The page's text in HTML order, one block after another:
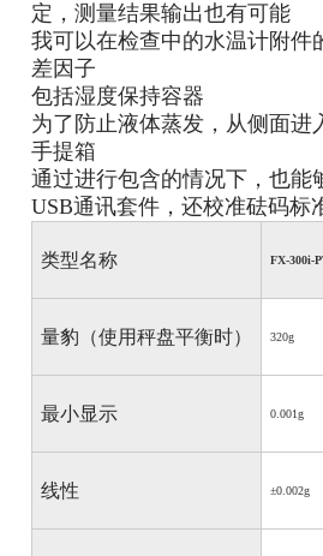
定，测量结果输出也有可能
我可以在检查中的水温计附件
差因子
包括湿度保持容器
为了防止液体蒸发，从侧面进
手提箱
通过进行包含的情况下，也能
USB通讯套件，还校准砝码标
类型名称 FX-300i-
量豹（使用秤盘平衡时） 320g
最小显示 0.001g
线性 ±0.002g